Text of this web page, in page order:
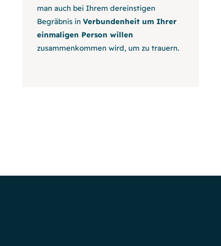
man auch bei Ihrem dereinstigen
Begräbnis in Verbundenheit um Ihrer
einmaligen Person willen
zusammenkommen wird, um zu trauern.